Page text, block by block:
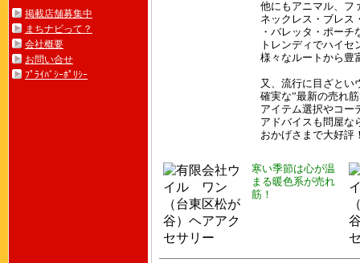
掲載店舗募集中
まちナビって？
会社概要
お問い合せ
ﾌﾟﾗｲﾊﾞｼｰﾎﾟﾘｼｰ
他にもアニマル、フ
ネックレス・ブレス
・バレッタ・ポー
トレンディでハイ
様々なルートから豊
又、流行に目ざと
確実な”最新の売れ
アイテム選択やコー
アドバイスも問屋な
おかげさまで大好
寒い季節は心が温
まる暖色系が売れ
筋！